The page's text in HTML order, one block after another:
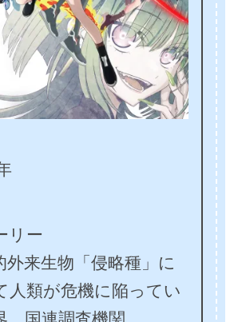
リー
外来生物「侵略種」に
人類が危機に陥ってい
。国連調査機関